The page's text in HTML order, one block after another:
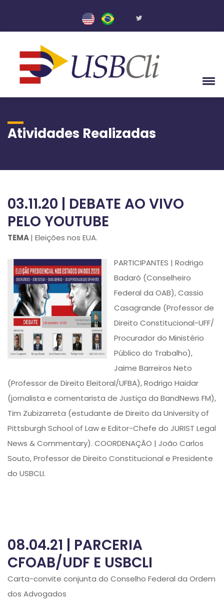
Atividades Realizadas
03.11.20 | DEBATE AO VIVO
PELO YOUTUBE
TEMA| Eleições nos EUA.
PARTICIPANTES | Rodrigo
Badaró (Conselheiro
Federal da OAB), Cassio
Casagrande (Professor de
Direito Constitucional-UFF/
Procurador do Ministério
Público do Trabalho),
Jaime Barreiros Neto
(Professor de Direito Eleitoral/UFBA), Rodrigo Haidar
(jornalista e comentarista de Justiça da BandNews FM),
Tim Zubizarreta (estudante de Direito da University of
Pittsburgh School of Law e Editor-Chefe do JURIST Legal
News & Commentary). COORDENAÇÃO | João Carlos
Souto, Professor de Direito Constitucional e Presidente
do USBCLI.
08.04.21 | PARCERIA
CFOAB/UDF E USBCLI
Carta-convite conjunta do Conselho Federal da Ordem
dos Advogados